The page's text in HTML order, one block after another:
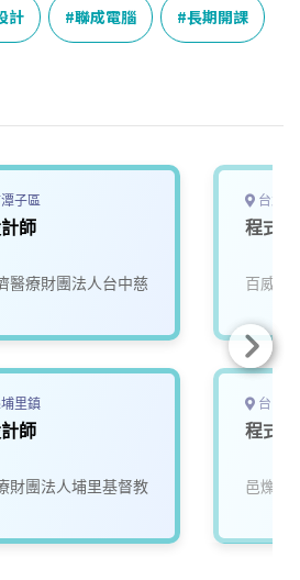
k
e
n
y
k
計 聯成電腦 長期開課
子區
師
醫療財團法人台中慈
里鎮
師
財團法人埔里基督教
台北
程式
百威旅
台中
程式
邑爍資